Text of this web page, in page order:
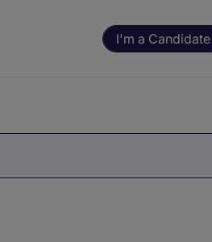
I'm a Candidate